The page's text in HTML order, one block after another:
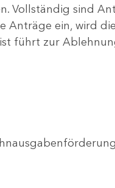
Vollständig sind
ein, wird
führt zur